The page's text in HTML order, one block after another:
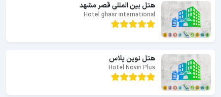
هتل بین المللی قصر مشهد
Hotel ghasr international
هتل نوین پلاس
Hotel Novin Plus